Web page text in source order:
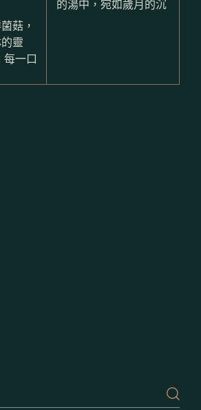
菇，
靈
每一口
的湯中，宛如歲月的沉